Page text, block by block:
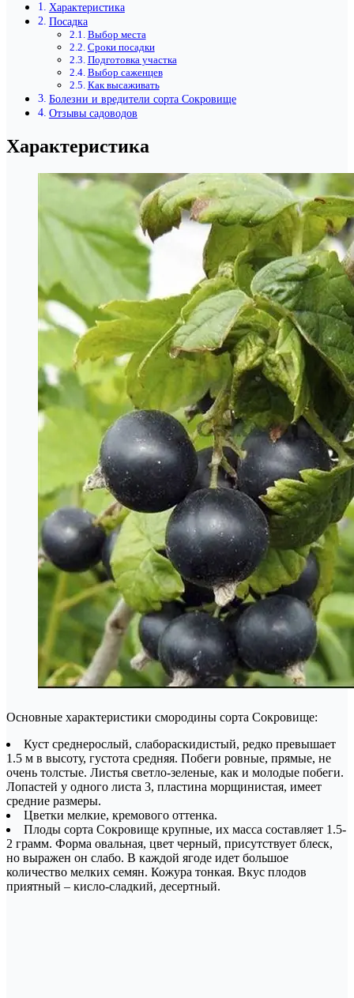
Характеристика
Посадка
Выбор места
Сроки посадки
Подготовка участка
Выбор саженцев
Как высаживать
Болезни и вредители сорта Сокровище
Отзывы садоводов
Характеристика
Основные характеристики смородины сорта Сокровище:
Куст среднерослый, слабораскидистый, редко превышает
1.5 м в высоту, густота средняя. Побеги ровные, прямые, не
очень толстые. Листья светло-зеленые, как и молодые побеги.
Лопастей у одного листа 3, пластина морщинистая, имеет
средние размеры.
Цветки мелкие, кремового оттенка.
Плоды сорта Сокровище крупные, их масса составляет 1.5-
2 грамм. Форма овальная, цвет черный, присутствует блеск,
но выражен он слабо. В каждой ягоде идет большое
количество мелких семян. Кожура тонкая. Вкус плодов
приятный – кисло-сладкий, десертный.